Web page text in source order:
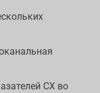
CX во